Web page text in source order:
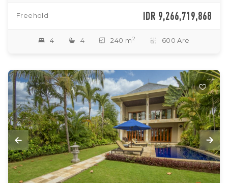
Freehold IDR 9,266,719,868
4 4 240 m 2 600 Are